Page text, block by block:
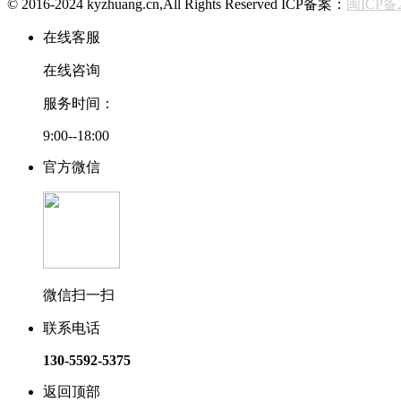
© 2016-2024 kyzhuang.cn,All Rights Reserved ICP备案： 闽ICP备
在线客服
在线咨询
服务时间：
9:00--18:00
官方微信
微信扫一扫
联系电话
130-5592-5375
返回顶部